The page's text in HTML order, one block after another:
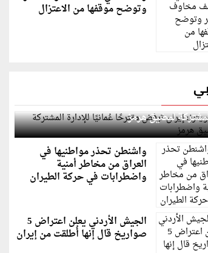
وتوضح موقفها من الاعتزال
إيران ترفض مقترحًا عُمانيًا للإدارة
لمضيق هرمز
واشنطن تحذر مواطنيها في
العراق من مخاطر أمنية
واضطرابات في حركة الطيران
الجيش الأردني يعلن اعتراض 5
صواريخ قال إنها أُطلقت من إيران